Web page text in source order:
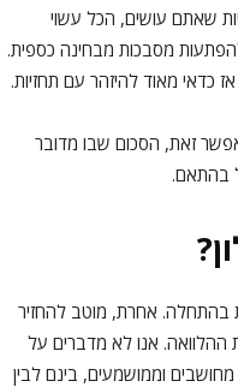
שאתם עושים, הכל עשוי
מסבכות מבחינה כספית.
כדאי מאוד להיזהר עם תחזיות.
זאת, הסכום שבו מדובר
בהתאם.
בהתחלה. אחרת, מוטב להחזיר
אנו לא מדברים על
וממושמעים, בינם לבין